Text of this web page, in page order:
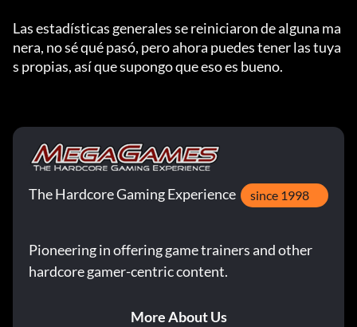
Las estadísticas generales se reiniciaron de alguna ma
nera, no sé qué pasó, pero ahora puedes tener las tuya
s propias, así que supongo que eso es bueno.
The Hardcore Gaming Experience since 1998
Pioneering in offering game trainers and other
hardcore gamer-centric content.
More About Us